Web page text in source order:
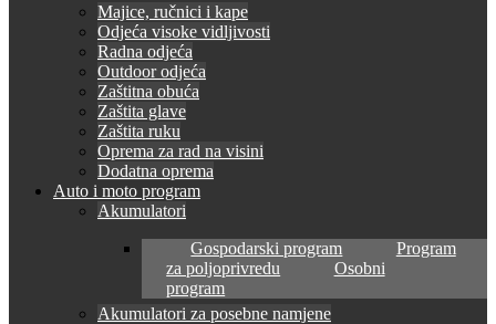
Majice, ručnici i kape
Odjeća visoke vidljivosti
Radna odjeća
Outdoor odjeća
Zaštitna obuća
Zaštita glave
Zaštita ruku
Oprema za rad na visini
Dodatna oprema
Auto i moto program
Akumulatori
Gospodarski program
Program
za poljoprivredu
Osobni
program
Akumulatori za posebne namjene